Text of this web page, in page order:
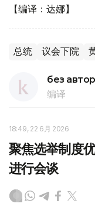
【编译：达娜】
总统 议会下院
без
编译
18:49, 22 6月 2026
聚焦选举制度
进行会谈